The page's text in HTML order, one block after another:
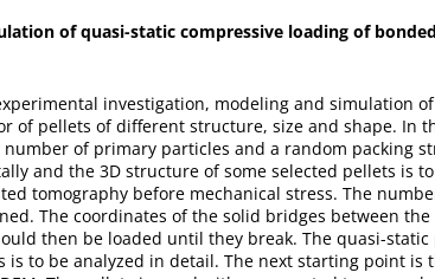
of quasi-static compressive loading of
investigation, modeling and simulation
of pellets of different structure, size and shape. In
of primary particles and a random packing
and the 3D structure of some selected pellets is
tomography before mechanical stress. The
The coordinates of the solid bridges between the
then be loaded until they break. The quasi-static
is to be analyzed in detail. The next starting point is